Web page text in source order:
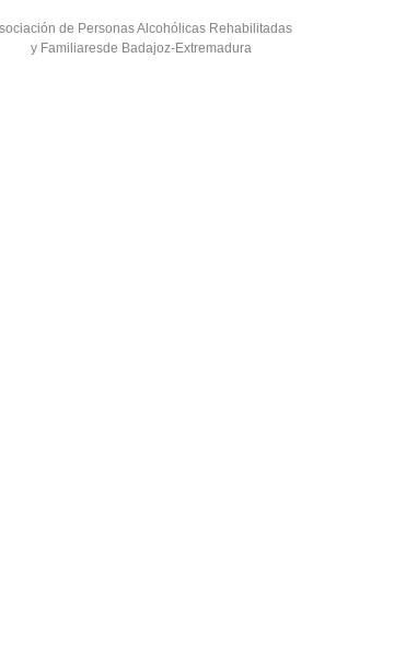
de Personas Alcohólicas Rehabilitadas
y Familiaresde Badajoz-Extremadura